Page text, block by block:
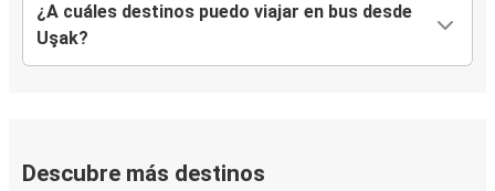
¿A cuáles destinos puedo viajar en bus desde
Uşak?
Descubre más destinos